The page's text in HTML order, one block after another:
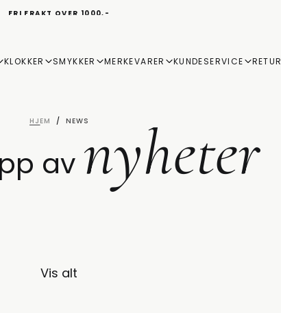
AV KLOKKER OG SMYKKER I NORGE
KLOKKER SMYKKER MERKEVARER KUNDESERVICE RETUR
av nyheter
HJEM / NEWS
Vis alt